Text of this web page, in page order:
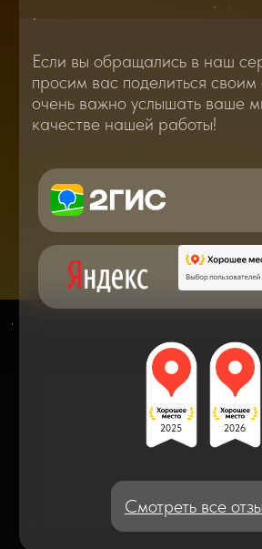
Смотреть все отзывы
по ремонту в онлайн в чате
Блог статей - важное,
полезное, новое
В нашем блоге статей мы расскажем
Вам о самом важном, полезном и новом
Дисплейные модули: Отличия, качества